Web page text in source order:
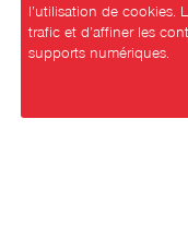
l’utilisation de cookies.
trafic et d’affiner les
supports numériques.